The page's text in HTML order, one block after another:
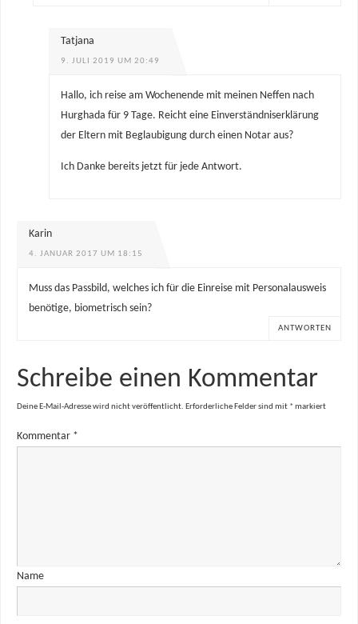
Tatjana
9. JULI 2019 UM 20:49
Hallo, ich reise am Wochenende mit meinen Neffen nach
Hurghada für 9 Tage. Reicht eine Einverständniserklärung
der Eltern mit Beglaubigung durch einen Notar aus?
Ich Danke bereits jetzt für jede Antwort.
Karin
4. JANUAR 2017 UM 18:15
Muss das Passbild, welches ich für die Einreise mit Personalausweis
benötige, biometrisch sein?
ANTWORTEN
Schreibe einen Kommentar
Deine E-Mail-Adresse wird nicht veröffentlicht. Erforderliche Felder sind mit * markiert
Kommentar *
Name